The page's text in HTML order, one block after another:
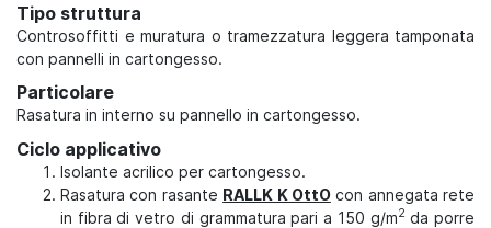
Tipo struttura
Controsoffitti e muratura o tramezzatura leggera tamponata
con pannelli in cartongesso.
Particolare
Rasatura in interno su pannello in cartongesso.
Ciclo applicativo
Isolante acrilico per cartongesso.
Rasatura con rasante RALLK K OttOcon annegata rete
in fibra di vetro di grammatura pari a 150 g/m2 da porre